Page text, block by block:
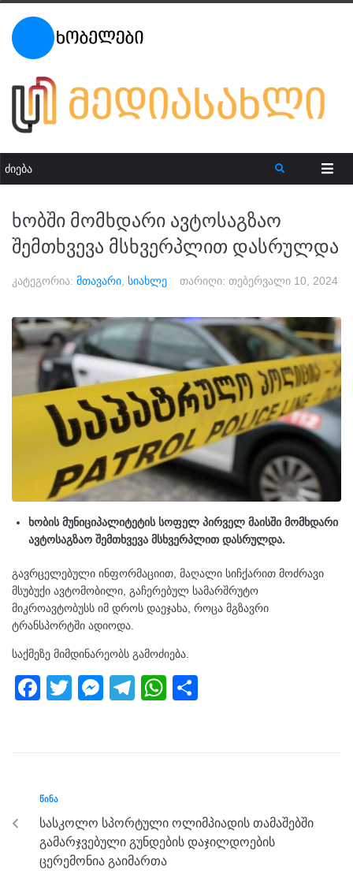
ხობში მომხდარი ავტოსაგზაო
შემთხვევა მსხვერპლით დასრულდა
კატეგორია: მთავარი სიახლე თარიღი: თებერვალი 10, 2024
ხობის მუნიციპალიტეტის სოფელ პირველ მაისში მომხდარი
ავტოსაგზაო შემთხვევა მსხვერპლით დასრულდა.
გავრცელებული ინფორმაციით, მაღალი სიჩქარით მოძრავი
მსუბუქი ავტომობილი, გაჩერებულ სამარშრუტო
მიკროავტობუსს იმ დროს დაეჯახა, როცა მგზავრი
ტრანსპორტში ადიოდა.
საქმეზე მიმდინარეობს გამოძიება.
F
b
o
o
k
T
M
g
er
T
m
W
p
p
ᲬᲘᲜᲐ
სასკოლო სპორტული ოლიმპიადის თამაშებში
გამარჯვებული გუნდების დაჯილდოების
ცერემონია გაიმართა